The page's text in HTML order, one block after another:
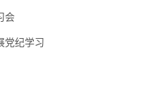
会
党纪学习